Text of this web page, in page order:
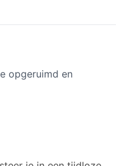
opgeruimd en